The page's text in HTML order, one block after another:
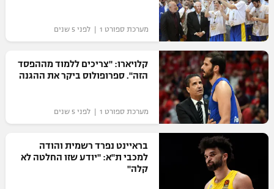
מערכת ספורט 1 | לפני 5 שנים
קלויארו: "צריכים ללמוד מההפסד
הזה". ספרופולוס ביקר את ההגנה
מערכת ספורט 1 | לפני 5 שנים
בראיינט נפרד רשמית והודה
למכבי ת"א: "יודע שזו החלטה לא
קלה"